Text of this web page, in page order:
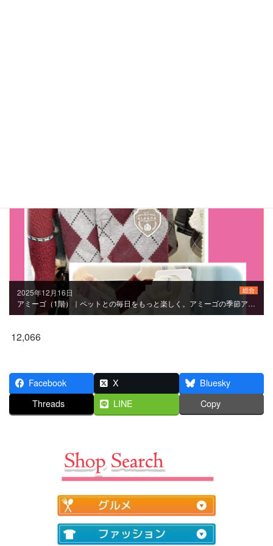
2025年12月16日 総合
アミーゴ（1階）｜ペットとの毎日をもっと楽しく。アミーゴの季節アイテム紹介
12,066
Facebook X
Bluesky
Threads
LINE Copy